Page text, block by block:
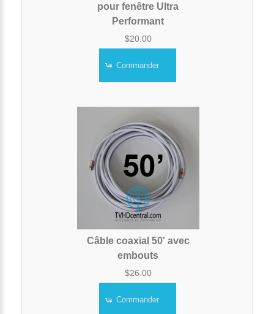
pour fenêtre Ultra
Performant
$20.00
Commander
Câble coaxial 50' avec
embouts
$26.00
Commander